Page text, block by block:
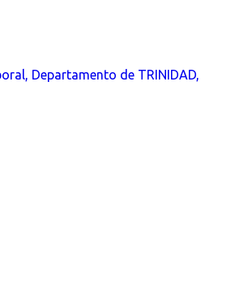
Departamento de TRINIDAD,